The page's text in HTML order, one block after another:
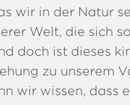
wir in der Natur
Welt, die sich
doch ist dieses
zu unserem
wir wissen, dass